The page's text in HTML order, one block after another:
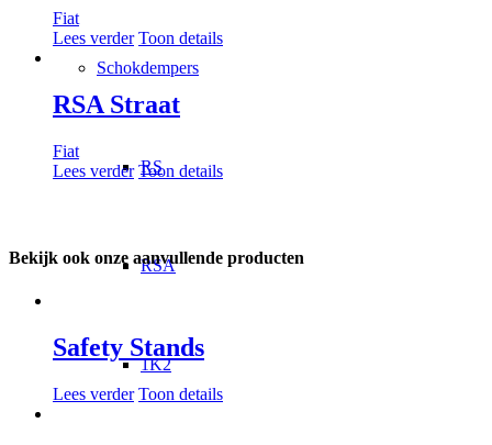
Schokdempers
RS
RSA
1K2
Fiat
Lees verder Toon details
RSA Straat
Fiat
Lees verder Toon details
Bekijk ook onze aanvullende producten
Safety Stands
Lees verder Toon details